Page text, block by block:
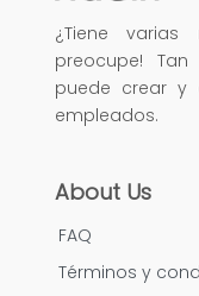
¿Tiene
preocupe!
puede crear y
empleados.
About Us
FAQ
Términos y